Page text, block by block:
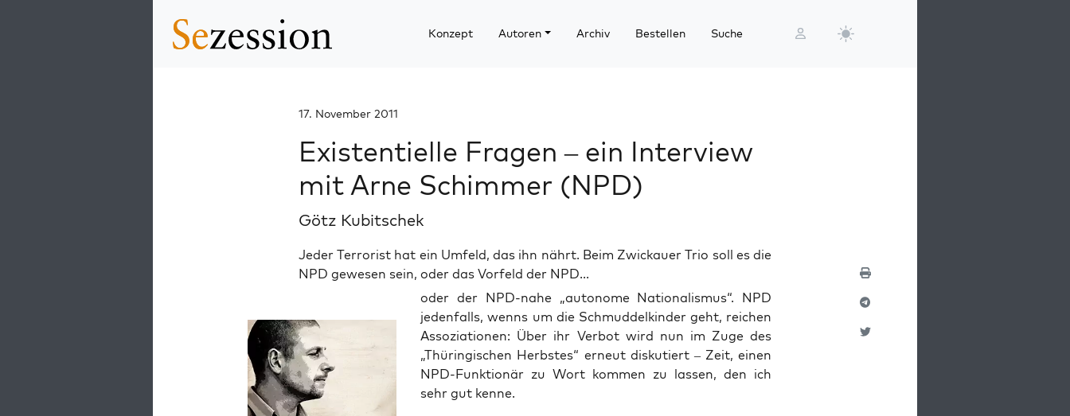
Konzept Autoren Archiv Bestellen Suche
17. November 2011
Existentielle Fragen – ein Interview
mit Arne Schimmer (NPD)
Götz Kubitschek
Jeder Terrorist hat ein Umfeld, das ihn nährt. Beim Zwickauer Trio soll es die
NPD gewesen sein, oder das Vorfeld der NPD...
oder der NPD-nahe „auto­no­me Natio­na­lis­mus“. NPD
jeden­falls, wenns um die Schmud­del­kin­der geht, rei­chen
Asso­zia­tio­nen: Über ihr Ver­bot wird nun im Zuge des
„Thü­rin­gi­schen Herbs­tes“ erneut dis­ku­tiert – Zeit, einen
NPD-Funk­tio­när zu Wort kom­men zu las­sen, den ich
sehr gut kenne.